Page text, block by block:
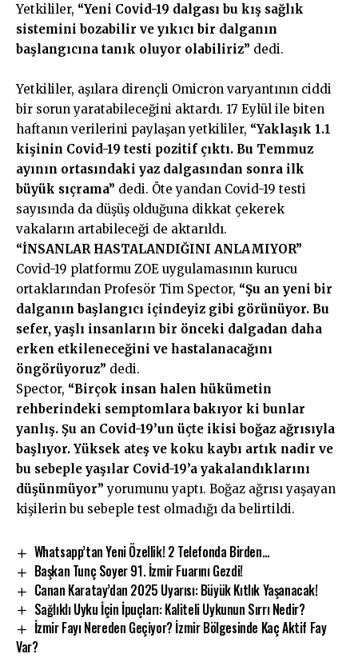
Yetkililer, “Yeni Covid-19 dalgası bu kış sağlık
sistemini bozabilir ve yıkıcı bir dalganın
başlangıcına tanık oluyor olabiliriz” dedi.
Yetkililer, aşılara dirençli Omicron varyantının ciddi
bir sorun yaratabileceğini aktardı. 17 Eylül ile biten
haftanın verilerini paylaşan yetkililer, “Yaklaşık 1.1
kişinin Covid-19 testi pozitif çıktı. Bu Temmuz
ayının ortasındaki yaz dalgasından sonra ilk
büyük sıçrama” dedi. Öte yandan Covid-19 testi
sayısında da düşüş olduğuna dikkat çekerek
vakaların artabileceği de aktarıldı.
“İNSANLAR HASTALANDIĞINI ANLAMIYOR”
Covid-19 platformu ZOE uygulamasının kurucu
ortaklarından Profesör Tim Spector, “Şu an yeni bir
dalganın başlangıcı içindeyiz gibi görünüyor. Bu
sefer, yaşlı insanların bir önceki dalgadan daha
erken etkileneceğini ve hastalanacağını
öngörüyoruz” dedi.
Spector, “Birçok insan halen hükümetin
rehberindeki semptomlara bakıyor ki bunlar
yanlış. Şu an Covid-19’un üçte ikisi boğaz ağrısıyla
başlıyor. Yüksek ateş ve koku kaybı artık nadir ve
bu sebeple yaşılar Covid-19’a yakalandıklarını
düşünmüyor” yorumunu yaptı. Boğaz ağrısı yaşayan
kişilerin bu sebeple test olmadığı da belirtildi.
Whatsapp’tan Yeni Özellik! 2 Telefonda Birden…
Başkan Tunç Soyer 91. İzmir Fuarını Gezdi!
Canan Karatay’dan 2025 Uyarısı: Büyük Kıtlık Yaşanacak!
Sağlıklı Uyku İçin İpuçları: Kaliteli Uykunun Sırrı Nedir?
İzmir Fayı Nereden Geçiyor? İzmir Bölgesinde Kaç Aktif Fay
Var?